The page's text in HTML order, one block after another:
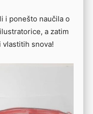
i ponešto naučila o
a zatim
vlastitih snova!